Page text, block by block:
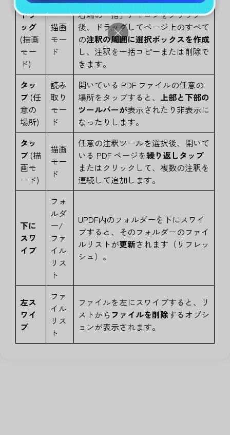
ドラ
ッグ
(描画
モー
ド)
描画
モー
ド
右端の「指」アイコンをクリック
後、ドラッグしてページ上のすべて
の注釈の周囲に選択ボックスを作成
し、注釈を一括コピーまたは削除で
きます。
タッ
プ (任
意の
場所)
読み
取り
モー
ド
開いている PDF ファイルの任意の
場所をタップすると、 上部と下部の
ツールバーが表示されたり非表示に
なったりします。
タッ
プ (描
画モ
ード)
描画
モー
ド
任意の注釈ツールを選択後、開いて
いる PDF ページを繰り返しタップ
またはクリックして、複数の注釈を
連続して追加します。
下に
スワ
イプ
フォ
ルダ
ー/
ファ
イル
リス
ト
UPDF内のフォルダーを下にスワイ
プすると、そのフォルダーのファイ
ルリストが更新されます（リフレッ
シュ）。
左ス
ワイ
プ
ファ
イル
リス
ト
ファイルを左にスワイプすると、リ
ストから ファイルを削除するオプシ
ョンが表示されます。